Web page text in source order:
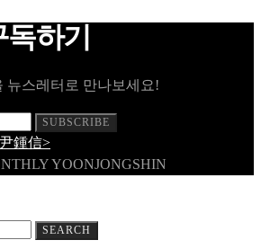
독하기
뉴스레터로 만나보세요!
SUBSCRIBE
YOONJONGSHIN
SEARCH